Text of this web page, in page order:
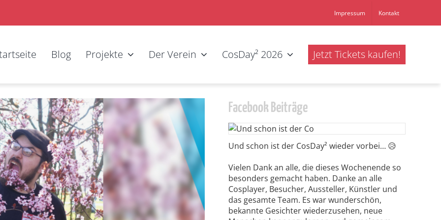
Impressum Kontakt
Blog Projekte Der Verein CosDay² 2026 Jetzt Tickets kaufen!
Facebook Beiträge
Und schon ist der CosDay² wieder vorbei… 😥
Vielen Dank an alle, die dieses Wochenende so
besonders gemacht haben. Danke an alle
Cosplayer, Besucher, Aussteller, Künstler und
das gesamte Team. Es war wunderschön,
bekannte Gesichter wiederzusehen, neue